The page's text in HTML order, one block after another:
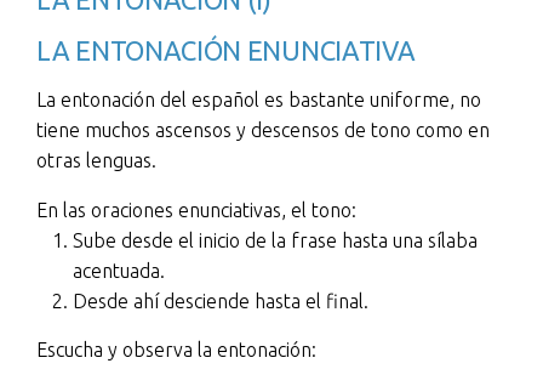
LA ENTONACIÓN ENUNCIATIVA
La entonación del español es bastante uniforme, no
tiene muchos ascensos y descensos de tono como en
otras lenguas.
En las oraciones enunciativas, el tono:
Sube desde el inicio de la frase hasta una sílaba
acentuada.
Desde ahí desciende hasta el final.
Escucha y observa la entonación: